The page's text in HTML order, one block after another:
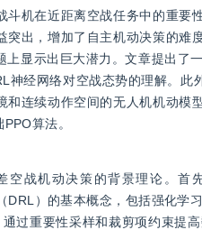
斗机在近距离空战任务中的重
突出，增加了自主机动决策的
上显示出巨大潜力。文章提出
神经网络对空战态势的理解。
和连续动作空间的无人机机动
算法。
空战机动决策的背景理论。
DRL）的基本概念，包括强化
过重要性采样和裁剪项约束提